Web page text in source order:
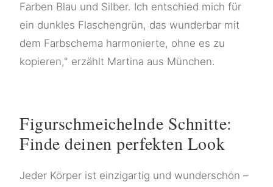
Farben Blau und Silber. Ich entschied mich für
ein dunkles Flaschengrün, das wunderbar mit
dem Farbschema harmonierte, ohne es zu
kopieren," erzählt Martina aus München.
Figurschmeichelnde Schnitte:
Finde deinen perfekten Look
Jeder Körper ist einzigartig und wunderschön –